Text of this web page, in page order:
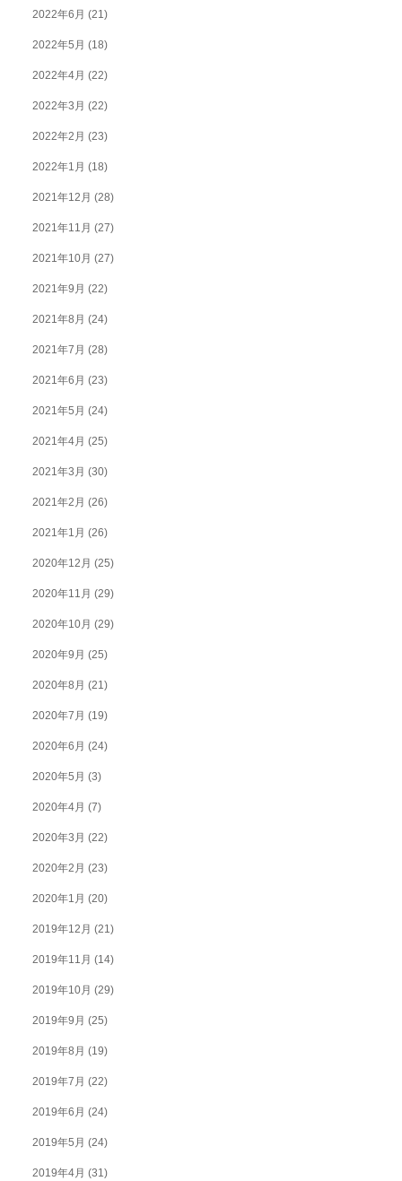
2022年6月 (21)
2022年5月 (18)
2022年4月 (22)
2022年3月 (22)
2022年2月 (23)
2022年1月 (18)
2021年12月 (28)
2021年11月 (27)
2021年10月 (27)
2021年9月 (22)
2021年8月 (24)
2021年7月 (28)
2021年6月 (23)
2021年5月 (24)
2021年4月 (25)
2021年3月 (30)
2021年2月 (26)
2021年1月 (26)
2020年12月 (25)
2020年11月 (29)
2020年10月 (29)
2020年9月 (25)
2020年8月 (21)
2020年7月 (19)
2020年6月 (24)
2020年5月 (3)
2020年4月 (7)
2020年3月 (22)
2020年2月 (23)
2020年1月 (20)
2019年12月 (21)
2019年11月 (14)
2019年10月 (29)
2019年9月 (25)
2019年8月 (19)
2019年7月 (22)
2019年6月 (24)
2019年5月 (24)
2019年4月 (31)